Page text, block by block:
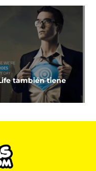
también tiene